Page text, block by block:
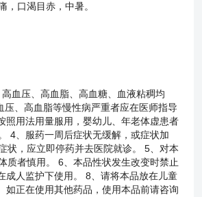
，口渴目赤，中暑。
血压、高血脂、高血糖、血液粘稠均
压、高血脂等慢性病严重者应在医师指导
照用法用量服用，婴幼儿、年老体虚患者
4、服药一周后症状无缓解，或症状加
状，应立即停药并去医院就诊。 5、对本
质者慎用。 6、本品性状发生改变时禁止
成人监护下使用。 8、请将本品放在儿童
如正在使用其他药品，使用本品前请咨询